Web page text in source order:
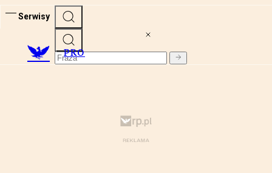
Serwisy
PRO